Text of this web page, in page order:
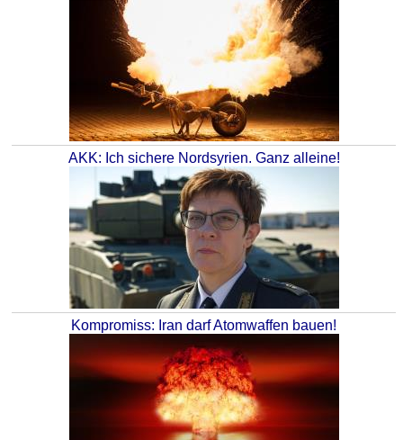
AKK: Ich sichere Nordsyrien. Ganz alleine!
Kompromiss: Iran darf Atomwaffen bauen!